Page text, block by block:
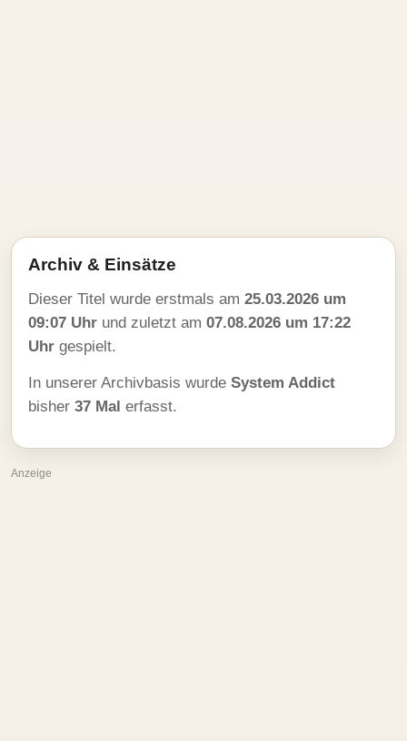
Archiv & Einsätze
Dieser Titel wurde erstmals am 25.03.2026 um
09:07 Uhr und zuletzt am 07.08.2026 um 17:22
Uhr gespielt.
In unserer Archivbasis wurde System Addict
bisher 37 Mal erfasst.
Anzeige